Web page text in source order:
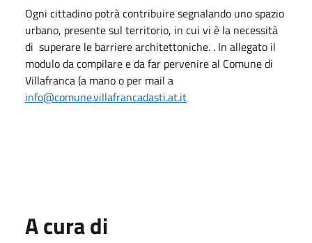
Ogni cittadino potrà contribuire segnalando uno spazio
urbano, presente sul territorio, in cui vi è la necessità
di superare le barriere architettoniche. . In allegato il
modulo da compilare e da far pervenire al Comune di
Villafranca (a mano o per mail a
info@comune.villafrancadasti.at.it
A cura di